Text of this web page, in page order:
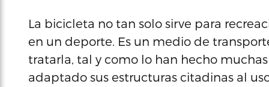
La bicicleta no tan solo sirve para
en un deporte. Es un medio de
tratarla, tal y como lo han hecho
adaptado sus estructuras citadinas al